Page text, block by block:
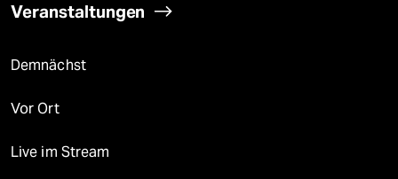
Veranstaltungen
Demnächst
Vor Ort
Live im Stream